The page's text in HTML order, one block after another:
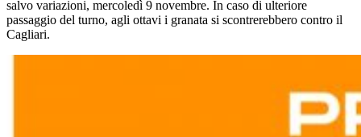
salvo variazioni, mercoledì 9 novembre. In caso di ulteriore
passaggio del turno, agli ottavi i granata si scontrerebbero contro il
Cagliari.